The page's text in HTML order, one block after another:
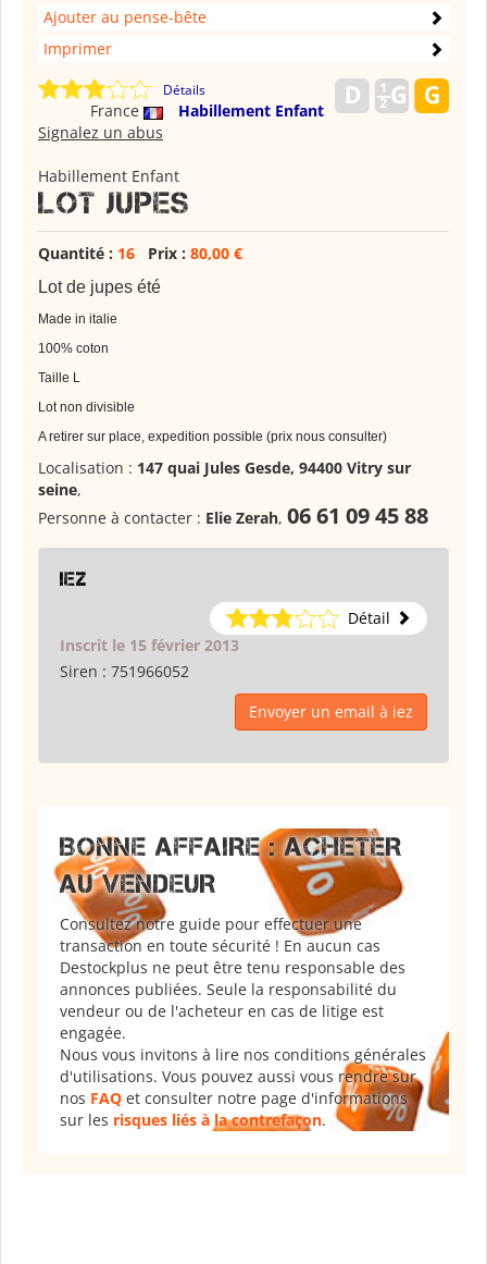
Ajouter au pense-bête
Imprimer
Détails
France
Habillement Enfant
Signalez un abus
Habillement Enfant
Lot jupes
Quantité : 16 Prix : 80,00 €
Lot de jupes été
Made in italie
100% coton
Taille L
Lot non divisible
A retirer sur place, expedition possible (prix nous consulter)
Localisation : 147 quai Jules Gesde, 94400 Vitry sur
seine,
Personne à contacter : Elie Zerah, 06 61 09 45 88
iez
Détail
Inscrit le 15 février 2013
Siren : 751966052
Envoyer un email à iez
BONNE AFFAIRE : ACHETER
AU VENDEUR
Consultez notre guide pour effectuer une
transaction en toute sécurité ! En aucun cas
Destockplus ne peut être tenu responsable des
annonces publiées. Seule la responsabilité du
vendeur ou de l'acheteur en cas de litige est
engagée.
Nous vous invitons à lire nos conditions générales
d'utilisations. Vous pouvez aussi vous rendre sur
nos FAQ et consulter notre page d'informations
sur les risques liés à la contrefaçon.